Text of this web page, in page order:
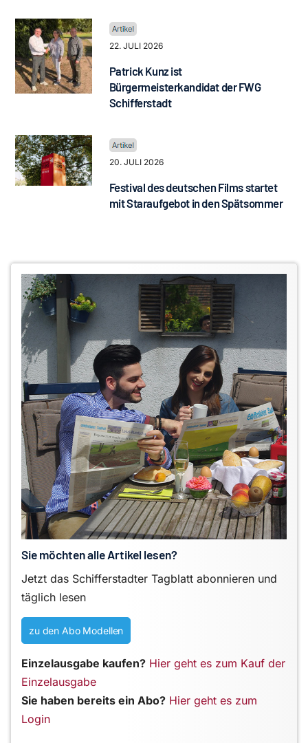
22. JULI 2026
Patrick Kunz ist
Bürgermeisterkandidat der FWG
Schifferstadt
20. JULI 2026
Festival des deutschen Films startet
mit Staraufgebot in den Spätsommer
Sie möchten alle Artikel lesen?
Jetzt das Schifferstadter Tagblatt abonnieren und
täglich lesen
zu den Abo Modellen
Einzelausgabe kaufen? Hier geht es zum Kauf der
Einzelausgabe
Sie haben bereits ein Abo? Hier geht es zum
Login